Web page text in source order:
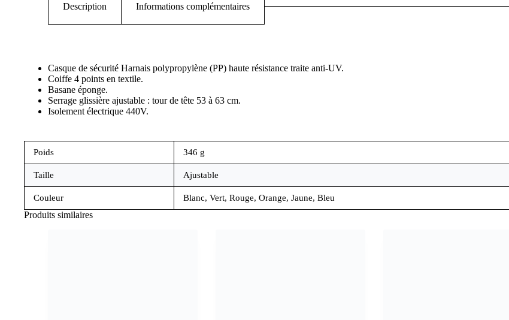
Description Informations complémentaires
Casque de sécurité Harnais polypropylène (PP) haute résistance traite anti-UV.
Coiffe 4 points en textile.
Basane éponge.
Serrage glissière ajustable : tour de tête 53 à 63 cm.
Isolement électrique 440V.
Poids 346 g
Taille Ajustable
Couleur Blanc, Vert, Rouge, Orange, Jaune, Bleu
Produits similaires